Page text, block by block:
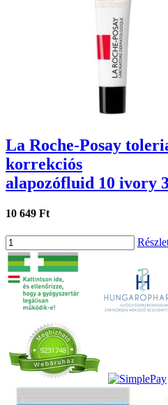
La Roche-Posay
korrekciós
alapozófluid 10 ivory
10 649 Ft